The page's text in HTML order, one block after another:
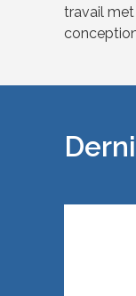
travail met